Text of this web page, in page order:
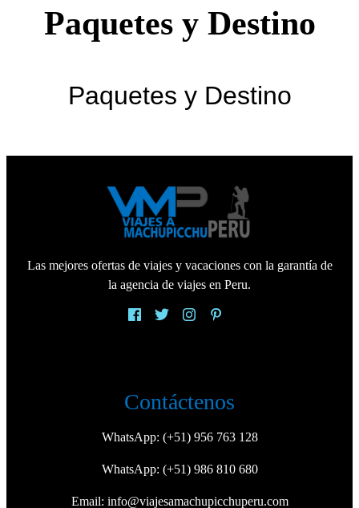
Paquetes y Destino
Paquetes y Destino
Las mejores ofertas de viajes y vacaciones con la garantía de
la agencia de viajes en Peru.
Contáctenos
WhatsApp: (+51) 956 763 128
WhatsApp: (+51) 986 810 680
Email: info@viajesamachupicchuperu.com